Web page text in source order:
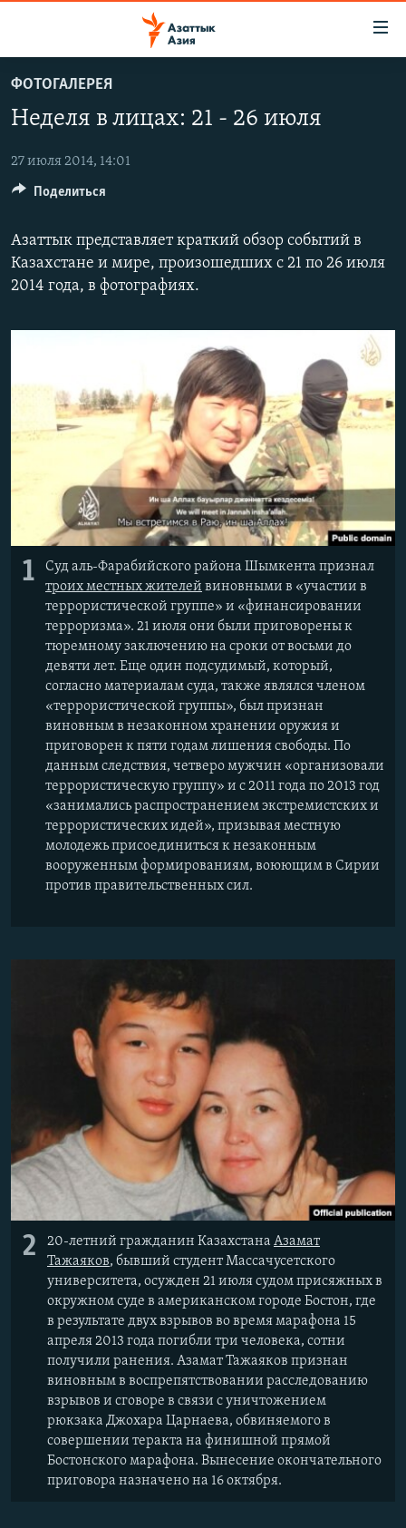
основному
Вернутся
навигации
Вернутся
КАЗАХСТАН
КЫРГЫЗСТАН
УЗБЕКИСТАН
НОВОСТИ
ВОЙНА В УКРАИНЕ
НА ДРУГИХ ЯЗЫКАХ
КЫРГЫЗЧА
ЎЗБЕКЧА
ПОДПИШИТЕСЬ НА НАС В СОЦСЕТЯХ
Все сайты РСЕ/РС
ФОТОГАЛЕРЕЯ
Неделя в лицах: 21 - 26 июля
27 июля 2014, 14:01
Азаттык представляет краткий обзор событий в
Казахстане и мире, произошедших с 21 по 26 июля
2014 года, в фотографиях.
1
Суд аль-Фарабийского района Шымкента признал
троих местных жителей виновными в «участии в
террористической группе» и «финансировании
терроризма». 21 июля они были приговорены к
тюремному заключению на сроки от восьми до
девяти лет. Еще один подсудимый, который,
согласно материалам суда, также являлся членом
«террористической группы», был признан
виновным в незаконном хранении оружия и
приговорен к пяти годам лишения свободы. По
данным следствия, четверо мужчин «организовали
террористическую группу» и с 2011 года по 2013 год
«занимались распространением экстремистских и
террористических идей», призывая местную
молодежь присоединиться к незаконным
вооруженным формированиям, воюющим в Сирии
против правительственных сил.
2 20-летний гражданин Казахстана Азамат
Тажаяков, бывший студент Массачусетского
университета, осужден 21 июля судом присяжных в
окружном суде в американском городе Бостон, где
в результате двух взрывов во время марафона 15
апреля 2013 года погибли три человека, сотни
получили ранения. Азамат Тажаяков признан
виновным в воспрепятствовании расследованию
взрывов и сговоре в связи с уничтожением
рюкзака Джохара Царнаева, обвиняемого в
совершении теракта на финишной прямой
Бостонского марафона. Вынесение окончательного
приговора назначено на 16 октября.
Поделиться